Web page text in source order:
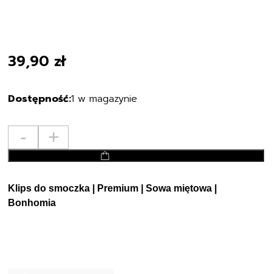
39,90 zł
1 w magazynie
-
KLIPS
DO
BONHOMIA
SOWA
+
Klips do smoczka | Premium | Sowa miętowa |
Bonhomia